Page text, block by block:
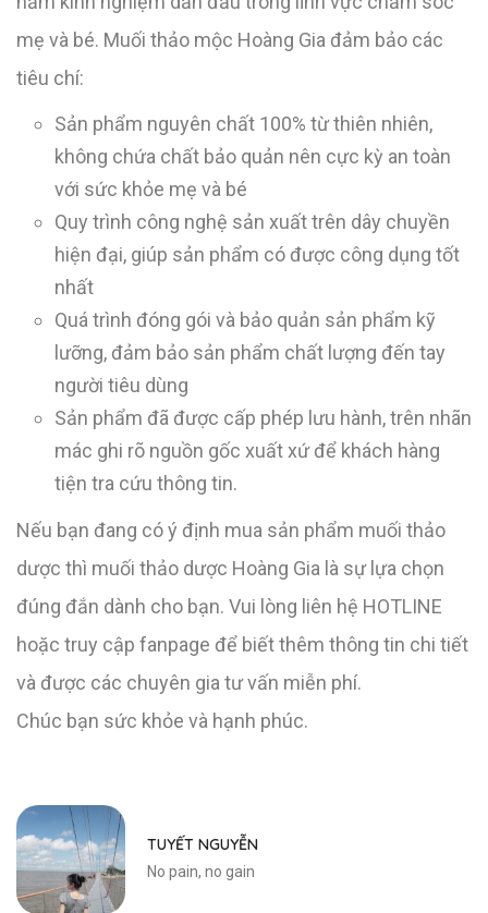
mẹ và bé. Muối thảo mộc Hoàng Gia đảm bảo các
tiêu chí:
Sản phẩm nguyên chất 100% từ thiên nhiên,
không chứa chất bảo quản nên cực kỳ an toàn
với sức khỏe mẹ và bé
Quy trình công nghệ sản xuất trên dây chuyền
hiện đại, giúp sản phẩm có được công dụng tốt
nhất
Quá trình đóng gói và bảo quản sản phẩm kỹ
lưỡng, đảm bảo sản phẩm chất lượng đến tay
người tiêu dùng
Sản phẩm đã được cấp phép lưu hành, trên nhãn
mác ghi rõ nguồn gốc xuất xứ để khách hàng
tiện tra cứu thông tin.
Nếu bạn đang có ý định mua sản phẩm muối thảo
dược thì muối thảo dược Hoàng Gia là sự lựa chọn
đúng đắn dành cho bạn. Vui lòng liên hệ HOTLINE
hoặc truy cập fanpage để biết thêm thông tin chi tiết
và được các chuyên gia tư vấn miễn phí.
Chúc bạn sức khỏe và hạnh phúc.
TUYẾT NGUYỄN
No pain, no gain